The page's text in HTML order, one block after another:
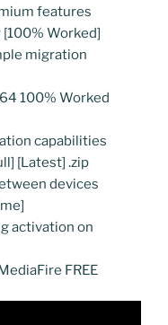
features
Worked]
migration
100% Worked
capabilities
[Latest] .zip
devices
activation on
FREE